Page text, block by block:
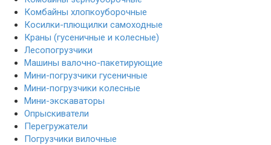
Комбайны хлопкоуборочные
Косилки-плющилки самоходные
Краны (гусеничные и колесные)
Лесопогрузчики
Машины валочно-пакетирующие
Мини-погрузчики гусеничные
Мини-погрузчики колесные
Мини-экскаваторы
Опрыскиватели
Перегружатели
Погрузчики вилочные